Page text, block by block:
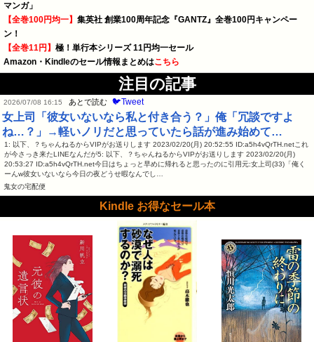
マンガ」
【全巻100円均一】 集英社 創業100周年記念『GANTZ』全巻100円キャンペー
ン！
【全巻11円】 極！単行本シリーズ 11円均一セール
Amazon・Kindleのセール情報まとめはこちら
注目の記事
2026/07/08 16:15 あとで読む 🐦Tweet
女上司「彼女いないなら私と付き合う？」俺「冗談ですよ
ね…？」→軽いノリだと思っていたら話が進み始めて…
1: 以下、？ちゃんねるからVIPがお送りします 2023/02/20(月) 20:52:55 ID:a5h4vQrTH.netこれ
が今さっき来たLINEなんだが5: 以下、？ちゃんねるからVIPがお送りします 2023/02/20(月)
20:53:27 ID:a5h4vQrTH.net今日はちょっと早めに帰れると思ったのに引用元:女上司(33)「俺く
ーんw彼女いないなら今日の夜どうせ暇なんでし…
鬼女の宅配便
Kindle お得なセール本